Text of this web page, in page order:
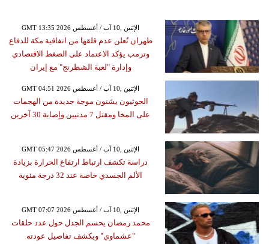
GMT 13:35 2026 الإثنين ,10 آب / أغسطس
طهران تُعلن عدم قلقها من اتفاقية مكة للدفاع
وترمب يؤكد الاعتماد على الضغط الاقتصادي
وإدارة "لعبة الشطرنج" مع إيران
GMT 04:51 2026 الإثنين ,10 آب / أغسطس
الحوثيون يشنون موجة جديدة من الهجمات
على المخا ومقتل 7 مدنيين وإصابة 30 آخرين
GMT 05:47 2026 الإثنين ,10 آب / أغسطس
دراسة تكشف ارتباط ارتفاع الحرارة بزيادة
الألم الجسدي خاصة عند 32 درجة مئوية
GMT 07:07 2026 الإثنين ,10 آب / أغسطس
محمد رمضان يحسم الجدل حول عدد حلقات
"عشماوي" ويكشف تفاصيل عودته